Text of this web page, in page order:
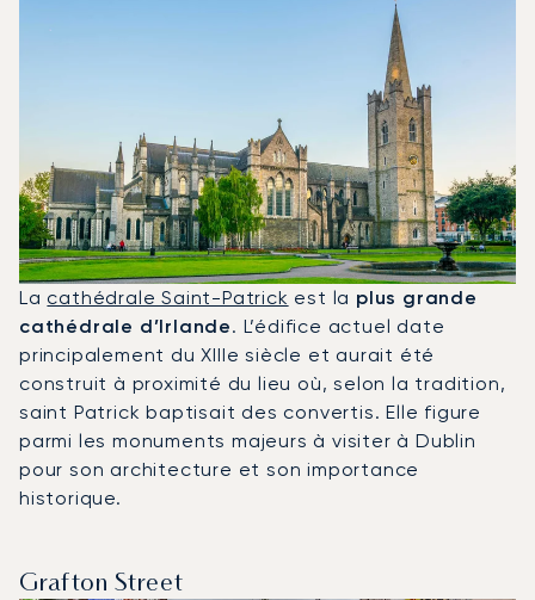
La cathédrale Saint-Patrick est la plus grande
cathédrale d’Irlande. L’édifice actuel date
principalement du XIIIe siècle et aurait été
construit à proximité du lieu où, selon la tradition,
saint Patrick baptisait des convertis. Elle figure
parmi les monuments majeurs à visiter à Dublin
pour son architecture et son importance
historique.
Grafton Street